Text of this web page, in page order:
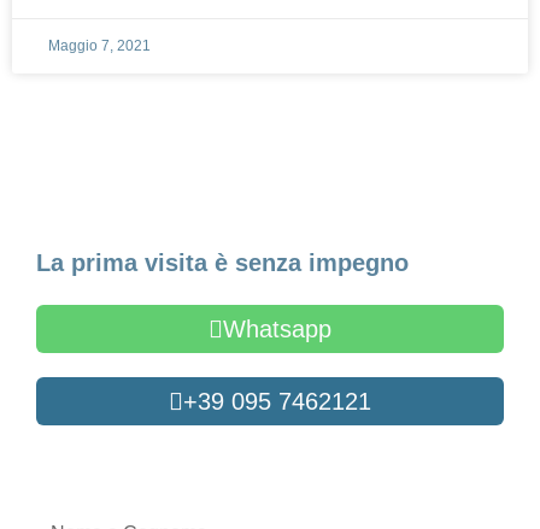
Maggio 7, 2021
La prima visita è senza impegno
Whatsapp
+39 095 7462121